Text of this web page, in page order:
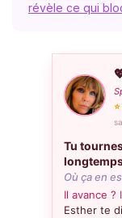
révèle ce qui
Tu
Où ça en
Il avance ?
Esther te